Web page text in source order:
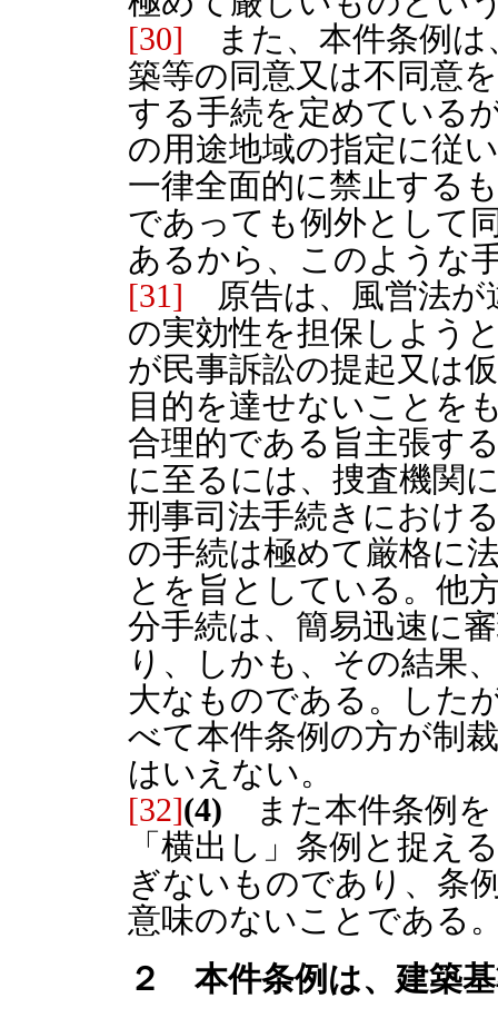
[30] また、本件条例は
築等の同意又は不同意
する手続を定めている
の用途地域の指定に従
一律全面的に禁止する
であっても例外として
あるから、このような
[31] 原告は、風営法が
の実効性を担保しよう
が民事訴訟の提起又は
目的を達せないことを
合理的である旨主張す
に至るには、捜査機関
刑事司法手続きにおけ
の手続は極めて厳格に
とを旨としている。他
分手続は、簡易迅速に
り、しかも、その結果
大なものである。した
べて本件条例の方が制
はいえない。
[32](4) また本件条例を
「横出し」条例と捉え
ぎないものであり、条
意味のないことである
２ 本件条例は、建築